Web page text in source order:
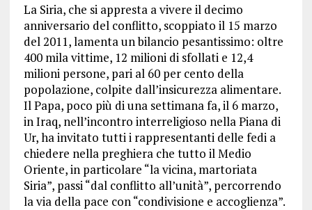
La Siria, che si appresta a vivere il decimo
anniversario del conflitto, scoppiato il 15 marzo
del 2011, lamenta un bilancio pesantissimo: oltre
400 mila vittime, 12 milioni di sfollati e 12,4
milioni persone, pari al 60 per cento della
popolazione, colpite dall’insicurezza alimentare.
Il Papa, poco più di una settimana fa, il 6 marzo,
in Iraq, nell’incontro interreligioso nella Piana di
Ur, ha invitato tutti i rappresentanti delle fedi a
chiedere nella preghiera che tutto il Medio
Oriente, in particolare “la vicina, martoriata
Siria”, passi “dal conflitto all’unità”, percorrendo
la via della pace con “condivisione e accoglienza”.